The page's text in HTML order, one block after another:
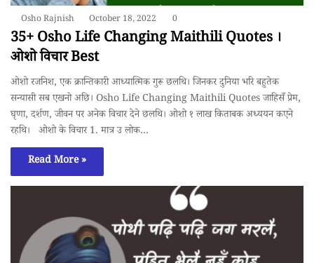
Osho Rajnish October 18, 2022 0
35+ Osho Life Changing Maithili Quotes ।
ओशो विचार Best
ओशो रजनिश, एक क्रान्तिकारी आध्यात्मिक गुरू छलथि। जिनकर दुनिया भरि बहुतेक
सन्यासी सब एखनो अछि। Osho Life Changing Maithili Quotes जाहिसँ प्रेम,
घृणा, दर्शण, जीवन पर अनेक विचार देने छलथि। ओशो १ लाख किताबक अध्ययन कएने
रहथि। ओशो के विचार 1. मात्र उ लोक…
Read More »